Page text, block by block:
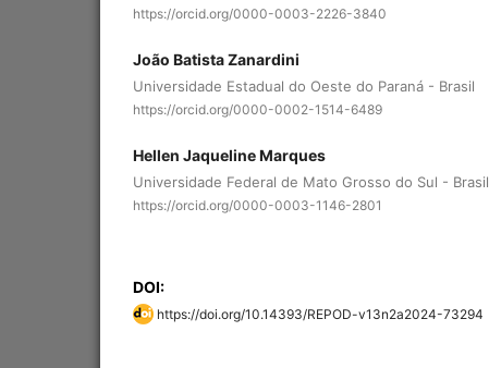
https://orcid.org/0000-0003-2226-3840
João Batista Zanardini
Universidade Estadual do Oeste do Paraná - Brasil
https://orcid.org/0000-0002-1514-6489
Hellen Jaqueline Marques
Universidade Federal de Mato Grosso do Sul - Brasil
https://orcid.org/0000-0003-1146-2801
DOI:
https://doi.org/10.14393/REPOD-v13n2a2024-73294